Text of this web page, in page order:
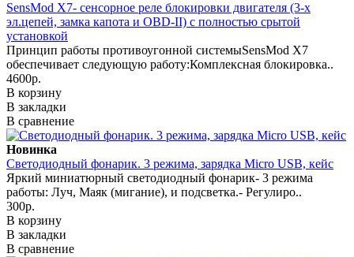
SensMod X7- сенсорное реле блокировки двигателя (3-х
эл.цепей, замка капота и OBD-II) с полностью срытой
установкой
Принцип работы противоугонной системыSensMod X7
обеспечивает следующую работу:Комплексная блокировка..
4600р.
В корзину
В закладки
В сравнение
Новинка
Светодиодный фонарик. 3 режима, зарядка Micro USB, кейс
Яркий миниатюрный светодиодный фонарик- 3 режима
работы: Луч, Маяк (мигание), и подсветка.- Регулиро..
300р.
В корзину
В закладки
В сравнение